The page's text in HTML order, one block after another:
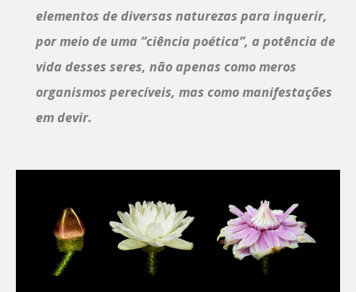
elementos de diversas naturezas para inquerir,
por meio de uma “ciência poética”, a potência de
vida desses seres, não apenas como meros
organismos perecíveis, mas como manifestações
em devir.